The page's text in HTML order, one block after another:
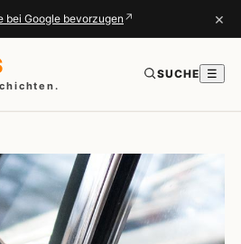
bei Google bevorzugen ↗ ×
SUCHE ☰